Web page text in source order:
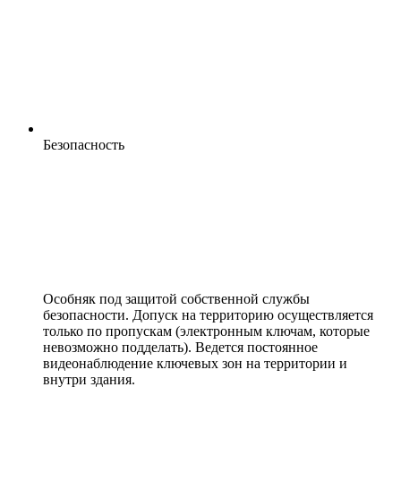
Безопасность
Особняк под защитой собственной службы
безопасности. Допуск на территорию осуществляется
только по пропускам (электронным ключам, которые
невозможно подделать). Ведется постоянное
видеонаблюдение ключевых зон на территории и
внутри здания.